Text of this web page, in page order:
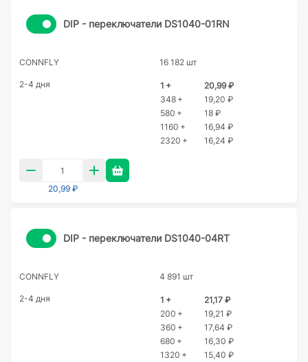
DIP - переключатели DS1040-01RN
CONNFLY 16 182 шт
2-4 дня 1 +
20,99 ₽
348 +
19,20 ₽
580 +
18 ₽
1160 +
16,94 ₽
2320 +
16,24 ₽
20,99 ₽
DIP - переключатели DS1040-04RT
CONNFLY 4 891 шт
2-4 дня 1 +
21,17 ₽
200 +
19,21 ₽
360 +
17,64 ₽
680 +
16,30 ₽
1320 +
15,40 ₽